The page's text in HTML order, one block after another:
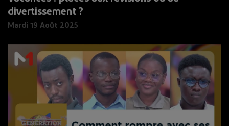
divertissement ?
Mardi 19 Août 2025